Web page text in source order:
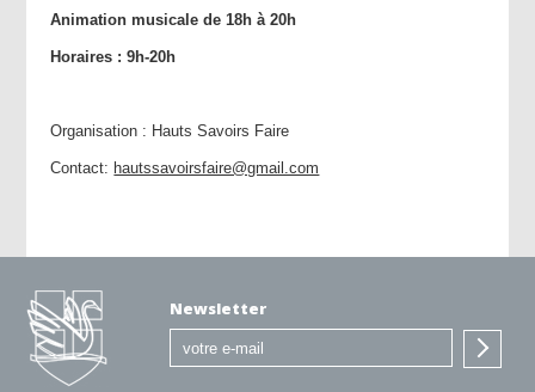
Animation musicale de 18h à 20h
Horaires : 9h-20h
Organisation : Hauts Savoirs Faire
Contact: hautssavoirsfaire@gmail.com
Newsletter